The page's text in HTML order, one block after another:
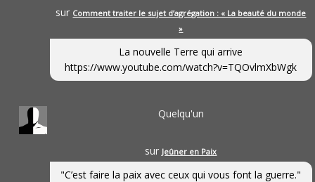
sur Comment traiter le sujet d’agrégation : « La beauté du monde
»
La nouvelle Terre qui arrive
https://www.youtube.com/watch?v=TQOvlmXbWgk
Quelqu'un
sur Jeûner en Paix
"C’est faire la paix avec ceux qui vous font la guerre."